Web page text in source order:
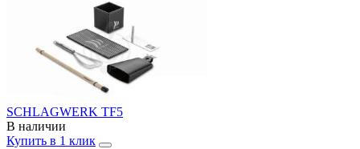
SCHLAGWERK TF5
В наличии
Купить в 1 клик